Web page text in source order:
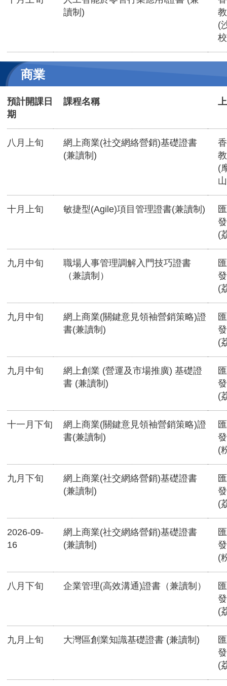
讀制)
(
商業
預計開課日
期
課程名稱
八月上旬
網上商業(社交網絡營銷)基礎證書
(兼讀制)
(
十月上旬 敏捷型(Agile)項目管理證書(兼讀制)
(
九月中旬
職場人事管理調解入門技巧證書
（兼讀制）
(
九月中旬
網上商業(關鍵意見領袖營銷策略)證
書(兼讀制)
(
九月中旬
網上創業 (營運及市場推廣) 基礎證
書 (兼讀制)
(
十一月下旬
網上商業(關鍵意見領袖營銷策略)證
書(兼讀制)
(
九月下旬
網上商業(社交網絡營銷)基礎證書
(兼讀制)
(
2026-09-
16
網上商業(社交網絡營銷)基礎證書
(兼讀制)
(
八月下旬 企業管理(高效溝通)證書（兼讀制）
(
九月上旬 大灣區創業知識基礎證書 (兼讀制)
(